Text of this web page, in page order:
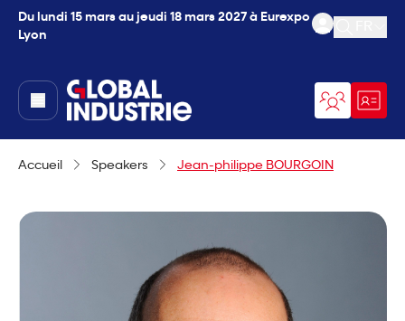
Du lundi 15 mars au jeudi 18 mars 2027 à Eurexpo
Lyon
Ouvrir
page.home
Accueil Speakers Jean-philippe BOURGOIN